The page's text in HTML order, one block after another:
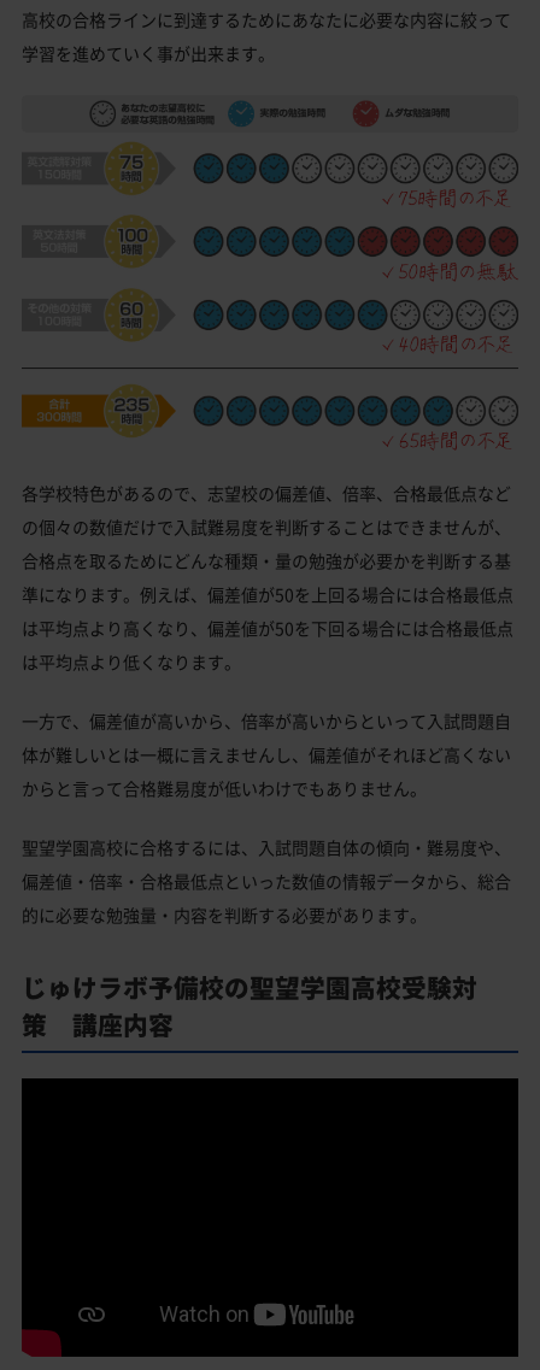
高校の合格ラインに到達するためにあなたに必要な内容に絞って
学習を進めていく事が出来ます。
各学校特色があるので、志望校の偏差値、倍率、合格最低点など
の個々の数値だけで入試難易度を判断することはできませんが、
合格点を取るためにどんな種類・量の勉強が必要かを判断する基
準になります。例えば、偏差値が50を上回る場合には合格最低点
は平均点より高くなり、偏差値が50を下回る場合には合格最低点
は平均点より低くなります。
一方で、偏差値が高いから、倍率が高いからといって入試問題自
体が難しいとは一概に言えませんし、偏差値がそれほど高くない
からと言って合格難易度が低いわけでもありません。
聖望学園高校に合格するには、入試問題自体の傾向・難易度や、
偏差値・倍率・合格最低点といった数値の情報データから、総合
的に必要な勉強量・内容を判断する必要があります。
じゅけラボ予備校の聖望学園高校受験対
策 講座内容